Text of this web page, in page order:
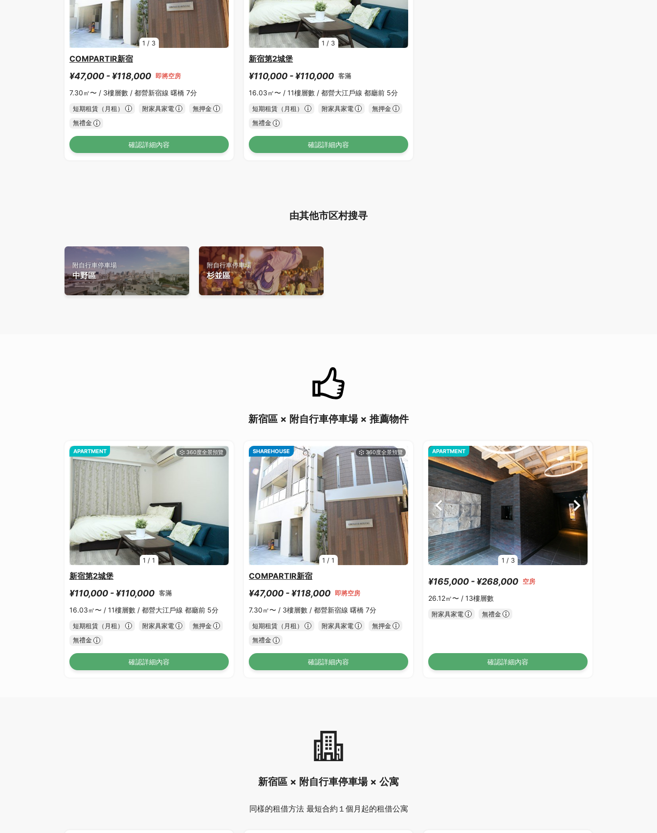
1 / 3
COMPARTIR新宿
¥47,000 - ¥118,000 即將空房
7.30㎡〜 / 3樓層數 / 都營新宿線 曙橋 7分
短期租賃（月租） 附家具家電
無押金
無禮金
確認詳細內容
1 / 3
新宿第2城堡
¥110,000 - ¥110,000 客滿
16.03㎡〜 /11樓層數 /都營大江戶線 都廳前 5分
短期租賃（月租） 附家具家電
無押金
無禮金
確認詳細內容
由其他市区村搜寻
附自行車停車場
中野區
附自行車停車場
杉並區
新宿區 × 附自行車停車場 × 推薦物件
1 /1
APARTMENT
新宿第2城堡
¥110,000 - ¥110,000 客滿
16.03㎡〜 / 11樓層數 / 都營大江戶線 都廳前 5分
短期租賃（月租） 附家具家電
無押金
無禮金
確認詳細內容
1 /1
SHAREHOUSE
COMPARTIR新宿
¥47,000 - ¥118,000 即將空房
7.30㎡〜 / 3樓層數 /都營新宿線 曙橋 7分
短期租賃（月租） 附家具家電
無押金
無禮金
確認詳細內容
1 / 3
APARTMENT
¥165,000 - ¥268,000 空房
26.12㎡〜 /13樓層數
附家具家電 無禮金
確認詳細內容
新宿區 × 附自行車停車場 × 公寓
同樣的租借方法 最短合約１個月起的租借公寓